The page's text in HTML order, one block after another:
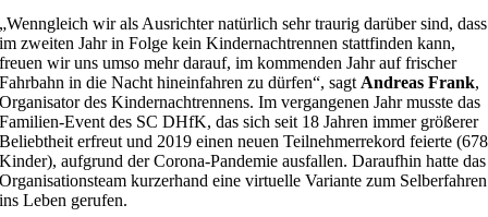
„Wenngleich wir als Ausrichter natürlich sehr traurig darüber sind, dass
im zweiten Jahr in Folge kein Kindernachtrennen stattfinden kann,
freuen wir uns umso mehr darauf, im kommenden Jahr auf frischer
Fahrbahn in die Nacht hineinfahren zu dürfen“, sagt Andreas Frank,
Organisator des Kindernachtrennens. Im vergangenen Jahr musste das
Familien-Event des SC DHfK, das sich seit 18 Jahren immer größerer
Beliebtheit erfreut und 2019 einen neuen Teilnehmerrekord feierte (678
Kinder), aufgrund der Corona-Pandemie ausfallen. Daraufhin hatte das
Organisationsteam kurzerhand eine virtuelle Variante zum Selberfahren
ins Leben gerufen.